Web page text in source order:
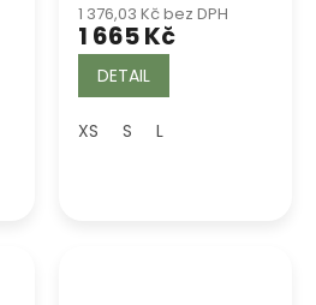
1 376,03 Kč bez DPH
1 665 Kč
DETAIL
XS S L